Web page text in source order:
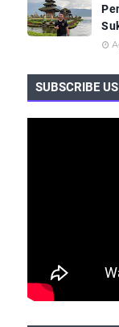
SUBSCRIBE US